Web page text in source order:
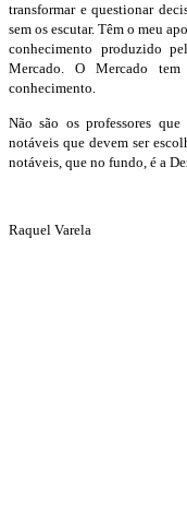
transformar e questionar
sem os escutar. Têm o meu
conhecimento produzido
Mercado. O Mercado
conhecimento.
Não são os professores
notáveis que devem ser
notáveis, que no fundo, é a
Raquel Varela